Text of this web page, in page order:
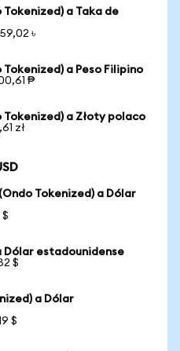
Tokenized) a Taka de
৳
a Peso Filipino
₱
Tokenized) a Złoty polaco
zł
Tokenized) a Dólar
$
Dólar estadounidense
$
a Dólar
$